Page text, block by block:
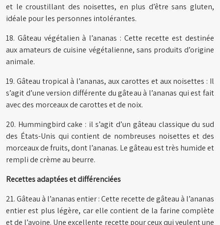
et le croustillant des noisettes, en plus d’être sans gluten,
idéale pour les personnes intolérantes.
18. Gâteau végétalien à l’ananas : Cette recette est destinée
aux amateurs de cuisine végétalienne, sans produits d’origine
animale.
19. Gâteau tropical à l’ananas, aux carottes et aux noisettes : Il
s’agit d’une version différente du gâteau à l’ananas qui est fait
avec des morceaux de carottes et de noix.
20. Hummingbird cake : il s’agit d’un gâteau classique du sud
des États-Unis qui contient de nombreuses noisettes et des
morceaux de fruits, dont l’ananas. Le gâteau est très humide et
rempli de crème au beurre.
Recettes adaptées et différenciées
21. Gâteau à l’ananas entier : Cette recette de gâteau à l’ananas
entier est plus légère, car elle contient de la farine complète
et de l’avoine. Une excellente recette pour ceux qui veulent une